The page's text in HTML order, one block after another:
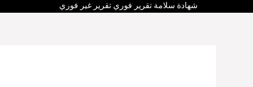
شهادة سلامة تقرير فوري تقرير غير فوري